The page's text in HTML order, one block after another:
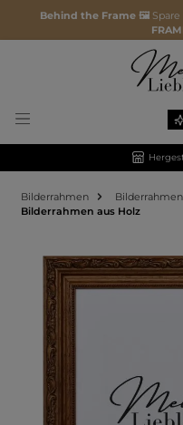
Behind the Frame 🖼️
Bilderrahmen
Bilderrahmen aus Holz
Bildergalerie überspringen